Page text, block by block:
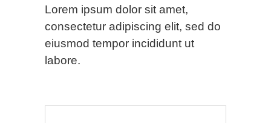
Lorem ipsum dolor sit amet,
consectetur adipiscing elit, sed do
eiusmod tempor incididunt ut
labore.